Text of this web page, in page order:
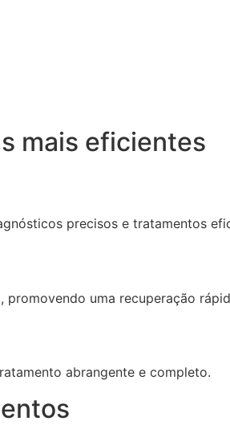
mais eficientes
precisos e tratamentos
uma recuperação
abrangente e completo.